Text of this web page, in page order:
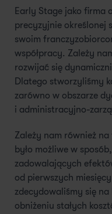
Early Stage jako firma
precyzyjnie określonej
swoim
współpracy. Zależy
rozwijać się
Dlatego stworzyliśmy
zarówno w obszarze
i administracyjno-
Zależy nam również
było możliwe w
zadowalających
od pierwszych
zdecydowaliśmy się
obniżeniu stałych